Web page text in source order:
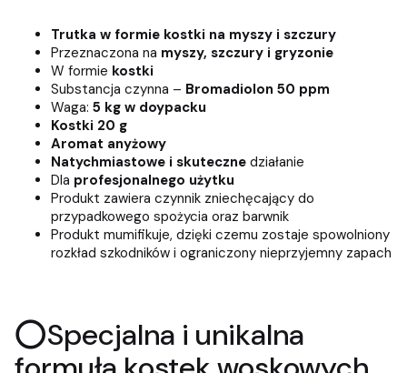
Trutka w formie kostki na myszy i szczury
Przeznaczona na myszy, szczury i gryzonie
W formie kostki
Substancja czynna – Bromadiolon 50 ppm
Waga: 5 kg w doypacku
Kostki 20 g
Aromat anyżowy
Natychmiastowe i skuteczne działanie
Dla profesjonalnego użytku
Produkt zawiera czynnik zniechęcający do
przypadkowego spożycia oraz barwnik
Produkt mumifikuje, dzięki czemu zostaje spowolniony
rozkład szkodników i ograniczony nieprzyjemny zapach
⭕Specjalna i unikalna